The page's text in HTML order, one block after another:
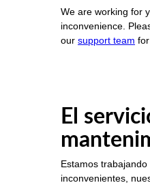
We are working for
inconvenience.
our support team
El
Estamos
inconvenientes,